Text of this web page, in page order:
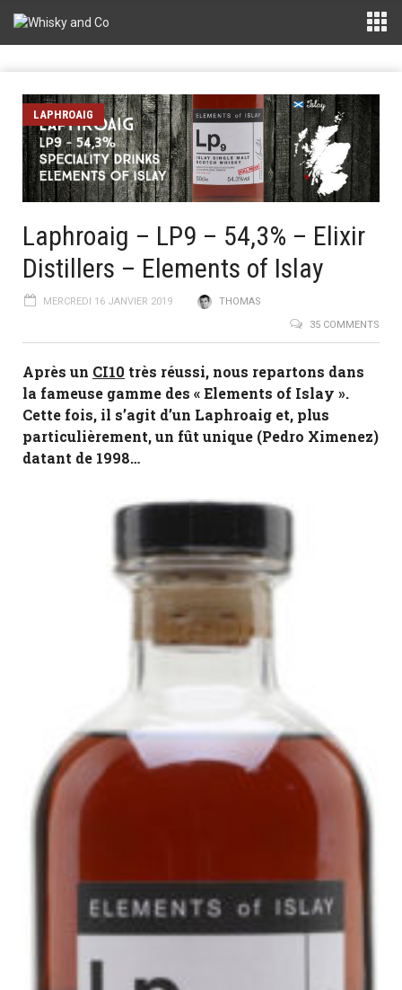
LAPHROAIG
Laphroaig – LP9 – 54,3% – Elixir
Distillers – Elements of Islay
MERCREDI 16 JANVIER 2019
THOMAS
35 COMMENTS
Après un CI10 très réussi, nous repartons dans
la fameuse gamme des « Elements of Islay ».
Cette fois, il s’agit d’un Laphroaig et, plus
particulièrement, un fût unique (Pedro Ximenez)
datant de 1998…